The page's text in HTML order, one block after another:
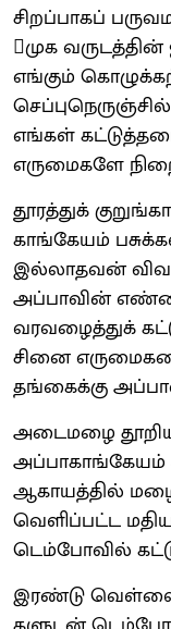
சிறப்பாகப்
முக
எங்கும்
எங்கள்
எருமைகளே
தூரத்துக்
காங்கேயம்
இல்லாதவன்
அப்பாவின்
வரவழைத்துக்
சினை
தங்கைக்கு
அடைமழை
அப்பாகாங்கேயம்
ஆகாயத்தில்
வெளிப்பட்ட
டெம்போவில்
இரண்டு